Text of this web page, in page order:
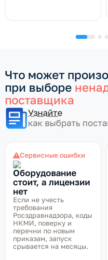
Что может
при выборе
поставщика
Узнайте
как выбрать
Сервисные ошибки
Оборудование
стоит, а лицензии
нет
Если не учесть
требования
Росздравнадзора, коды
НКМИ, поверку и
перечни по новым
приказам, запуск
срывается на месяцы.